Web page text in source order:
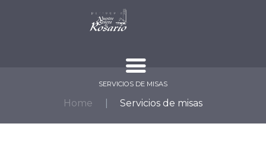
SERVICIOS DE MISAS
Home Servicios de misas